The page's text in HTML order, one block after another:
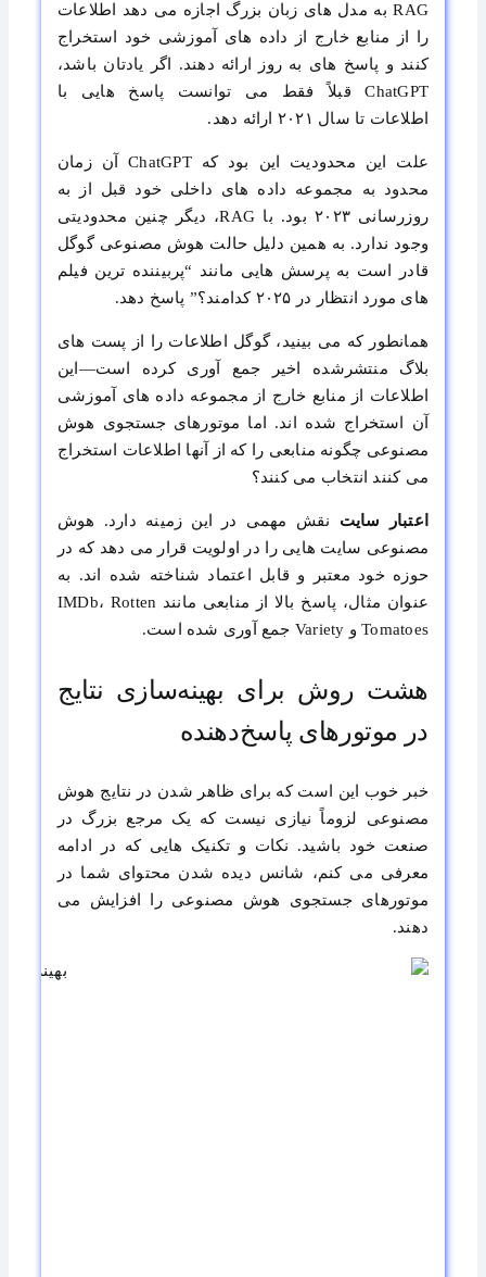
RAG به مدل‌ های زبان بزرگ اجازه می ‌دهد اطلاعات
را از منابع خارج از داده‌ های آموزشی خود استخراج
کنند و پاسخ‌ های به ‌روز ارائه دهند. اگر یادتان باشد،
ChatGPT قبلاً فقط می ‌توانست پاسخ‌ هایی با
اطلاعات تا سال ۲۰۲۱ ارائه دهد.
علت این محدودیت این بود که ChatGPT آن زمان
محدود به مجموعه داده ‌های داخلی خود قبل از به
‌روزرسانی ۲۰۲۳ بود. با RAG، دیگر چنین محدودیتی
وجود ندارد. به همین دلیل حالت هوش مصنوعی گوگل
قادر است به پرسش ‌هایی مانند “پربیننده‌ ترین فیلم
‌های مورد انتظار در ۲۰۲۵ کدامند؟” پاسخ دهد.
همانطور که می ‌بینید، گوگل اطلاعات را از پست ‌های
بلاگ منتشرشده اخیر جمع‌ آوری کرده است—این
اطلاعات از منابع خارج از مجموعه داده‌ های آموزشی
آن استخراج شده‌ اند. اما موتورهای جستجوی هوش
مصنوعی چگونه منابعی را که از آنها اطلاعات استخراج
می ‌کنند انتخاب می‌ کنند؟
اعتبار ‌سایت نقش مهمی در این زمینه دارد. هوش
مصنوعی سایت‌ هایی را در اولویت قرار می ‌دهد که در
حوزه خود معتبر و قابل اعتماد شناخته شده‌ اند. به
عنوان مثال، پاسخ بالا از منابعی مانند IMDb، Rotten
Tomatoes و Variety جمع ‌آوری شده است.
هشت روش برای بهینه‌سازی نتایج
در موتورهای پاسخ‌دهنده
خبر خوب این است که برای ظاهر شدن در نتایج هوش
مصنوعی لزوماً نیازی نیست که یک مرجع بزرگ در
صنعت خود باشید. نکات و تکنیک‌ هایی که در ادامه
معرفی می ‌کنم، شانس دیده شدن محتوای شما در
موتورهای جستجوی هوش مصنوعی را افزایش می
‌دهند.